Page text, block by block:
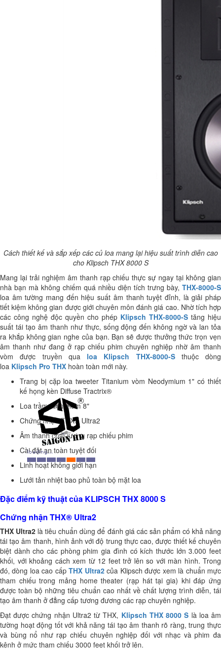
Cách thiết kế và sắp xếp các củ loa mang lại hiệu suất trình diễn cao
cho Klipsch THX 8000 S
Mang lại trải nghiệm âm thanh rạp chiếu thực sự ngay tại không gian
nhà bạn mà không chiếm quá nhiều diện tích trưng bày, THX-8000-S
loa âm tường mang đến hiệu suất âm thanh tuyệt đỉnh, là giải pháp
tiết kiệm không gian được giới chuyên môn đánh giá cao. Nhờ tích hợp
các công nghệ độc quyền cho phép Klipsch THX-8000-S tăng hiệu
suất tái tạo âm thanh như thực, sống động đến không ngờ và lan tỏa
ra khắp không gian nghe của bạn. Bạn sẽ đượcthưởng thức trọn vẹn
âm thanh như đang ở rạp chiếu phim chuyên nghiệp nhờ âm thanh
vòm được truyền qua loa Klipsch THX-8000-Sthuộc dòng
loa Klipsch Pro THX hoàn toàn mới này.
Trang bị cặp loa tweeter Titanium vòm Neodymium 1" có thiết
kế họng kèn Diffuse Tractrix®
Loa trầm Aluminum 8"
Chứng nhận THX® Ultra2
Âm thanh chất lượng rạp chiếu phim
Cài đặt an toàn tuyệt đối
Linh hoạt không giới hạn
Lưới tản nhiệt bao phủ toàn bộ mặt loa
Đặc điểm kỹ thuật của KLIPSCH THX 8000 S
Chứng nhận THX® Ultra2
THX Ultra2 là tiêu chuẩn dùng để đánh giá các sản phẩm có khả năng
tái tạo âm thanh, hình ảnh với độ trung thực cao, được thiết kế chuyên
biệt dành cho các phòng phim gia đình có kích thước lớn3.000 feet
khối, với khoảng cách xem từ 12 feet trở lên so với màn hình. Trong
đó, dòng loa cao cấpTHX Ultra2của Klipsch được xem là chuẩn mực
tham chiếu trong mảng home theater (rạp hát tại gia) khi đáp ứng
được toàn bộ những tiêu chuẩn cao nhất về chất lượng trình diễn, tái
tạo âm thanh ở đẳng cấp tương đương các rạp chuyên nghiệp.
Đạt được chứng nhận Ultra2 từ THX, Klipsch THX 8000 S là loa âm
tường hoạt động tốt với khả năng tái tạo âm thanh rõ ràng, trung thực
và bùng nổ như rạp chiếu chuyên nghiệp đối với nhạc và phim đa
kênh ở mức tham chiếu 3000 feet khối trở lên.